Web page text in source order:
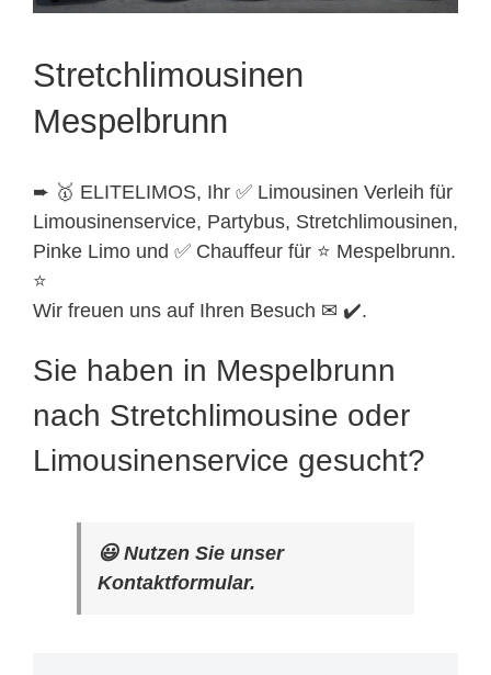
Stretchlimousinen
Mespelbrunn
➨ 🥇 ELITELIMOS, Ihr ✅ Limousinen Verleih für
Limousinenservice, Partybus, Stretchlimousinen,
Pinke Limo und ✅ Chauffeur für ⭐ Mespelbrunn.
⭐
Wir freuen uns auf Ihren Besuch ✉ ✔️.
Sie haben in Mespelbrunn
nach Stretchlimousine oder
Limousinenservice gesucht?
😃 Nutzen Sie unser
Kontaktformular.